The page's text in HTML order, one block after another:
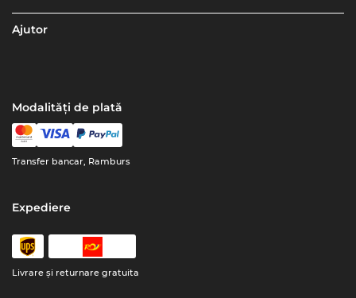
Ajutor
Modalități de plată
Transfer bancar, Ramburs
Expediere
Livrare şi returnare gratuita